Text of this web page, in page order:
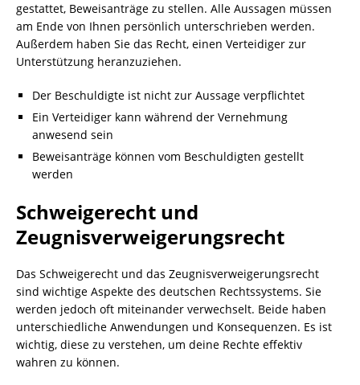
gestattet, Beweisanträge zu stellen. Alle Aussagen müssen
am Ende von Ihnen persönlich unterschrieben werden.
Außerdem haben Sie das Recht, einen Verteidiger zur
Unterstützung heranzuziehen.
Der Beschuldigte ist nicht zur Aussage verpflichtet
Ein Verteidiger kann während der Vernehmung
anwesend sein
Beweisanträge können vom Beschuldigten gestellt
werden
Schweigerecht und
Zeugnisverweigerungsrecht
Das Schweigerecht und das Zeugnisverweigerungsrecht
sind wichtige Aspekte des deutschen Rechtssystems. Sie
werden jedoch oft miteinander verwechselt. Beide haben
unterschiedliche Anwendungen und Konsequenzen. Es ist
wichtig, diese zu verstehen, um deine Rechte effektiv
wahren zu können.